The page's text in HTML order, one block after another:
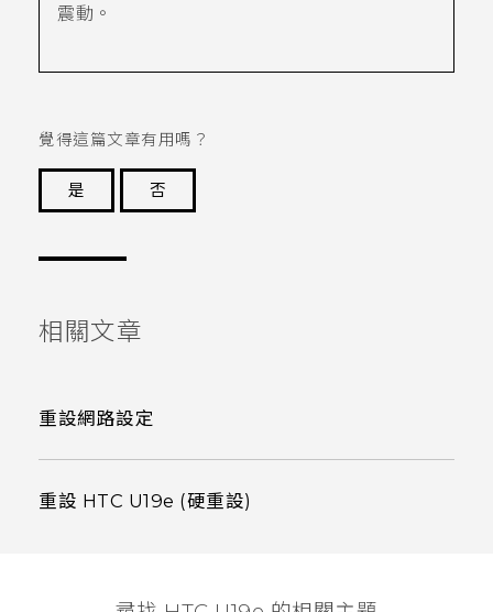
震動。
覺得這篇文章有用嗎？
是
否
相關文章
重設網路設定
重設 HTC U19e‍ (硬重設)